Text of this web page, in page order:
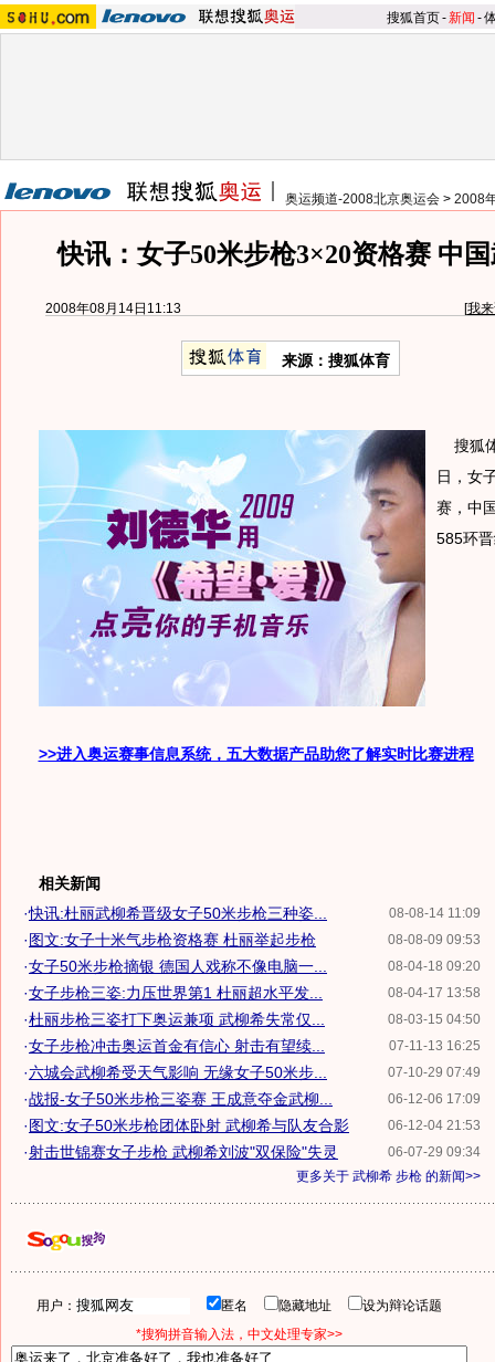
搜狐首页-新闻 -
奥运频道-2008北京奥运会 > 2008
快讯：女子50米步枪3×20资格赛 中
2008年08月14日11:13 [我
来源：搜狐体育
搜狐
日，女
赛，中
585环
>>进入奥运赛事信息系统，五大数据产品助您了解实时比赛进程
相关新闻
08-08-14 11:09
·快讯:杜丽武柳希晋级女子50米步枪三种姿...
08-08-09 09:53
·图文:女子十米气步枪资格赛 杜丽举起步枪
08-04-18 09:20
·女子50米步枪摘银 德国人戏称不像电脑一...
08-04-17 13:58
·女子步枪三姿:力压世界第1 杜丽超水平发...
08-03-15 04:50
·杜丽步枪三姿打下奥运兼项 武柳希失常仅...
07-11-13 16:25
·女子步枪冲击奥运首金有信心 射击有望续...
07-10-29 07:49
·六城会武柳希受天气影响 无缘女子50米步...
06-12-06 17:09
·战报-女子50米步枪三姿赛 王成意夺金武柳...
06-12-04 21:53
·图文:女子50米步枪团体卧射 武柳希与队友合影
06-07-29 09:34
·射击世锦赛女子步枪 武柳希刘波"双保险"失灵
更多关于 武柳希 步枪 的新闻>>
用户： 匿名 隐藏地址
设为辩论话题
*搜狗拼音输入法，中文处理专家>>